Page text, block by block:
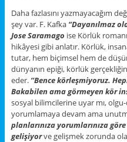
Daha fazlasını yazmayacağım
şey var. F. Kafka “Dayanılmaz
Jose Saramago ise Körlük
hikâyesi gibi anlatır. Körlük,
tutar, hem biçimsel hem de
dünyanın epiği, körlük
eder. ’’Bence körleşmiyoruz.
Bakabilen ama görmeyen kör
sosyal bilimcilerine uyar mı,
yorumlamaya devam ama
planlarınıza yorumlarınıza
gelişiyorve gelişmek zorunda